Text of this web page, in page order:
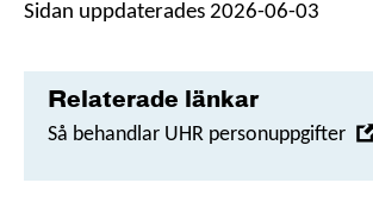
Sidan uppdaterades 2026-06-03
Relaterade länkar
Så behandlar UHR personuppgifter